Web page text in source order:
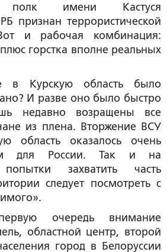
полк имени Кастуся
признан террористической
и рабочая комбинация:
горстка вполне реальных
в Курскую область было
И разве оно было быстро
недавно возращены все
из плена. Вторжение ВСУ
область оказалось очень
для России. Так и на
попытки захватить часть
следует посмотреть с
очередь внимание
областной центр, второй
город в Белоруссии